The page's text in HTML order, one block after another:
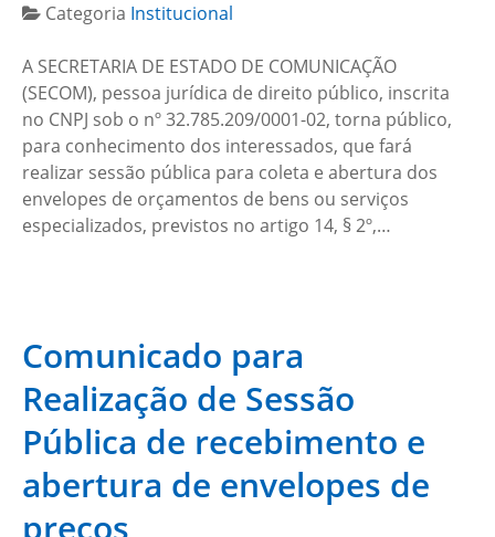
Categoria Institucional
A SECRETARIA DE ESTADO DE COMUNICAÇÃO
(SECOM), pessoa jurídica de direito público, inscrita
no CNPJ sob o nº 32.785.209/0001-02, torna público,
para conhecimento dos interessados, que fará
realizar sessão pública para coleta e abertura dos
envelopes de orçamentos de bens ou serviços
especializados, previstos no artigo 14, § 2º,…
Comunicado para
Realização de Sessão
Pública de recebimento e
abertura de envelopes de
preços